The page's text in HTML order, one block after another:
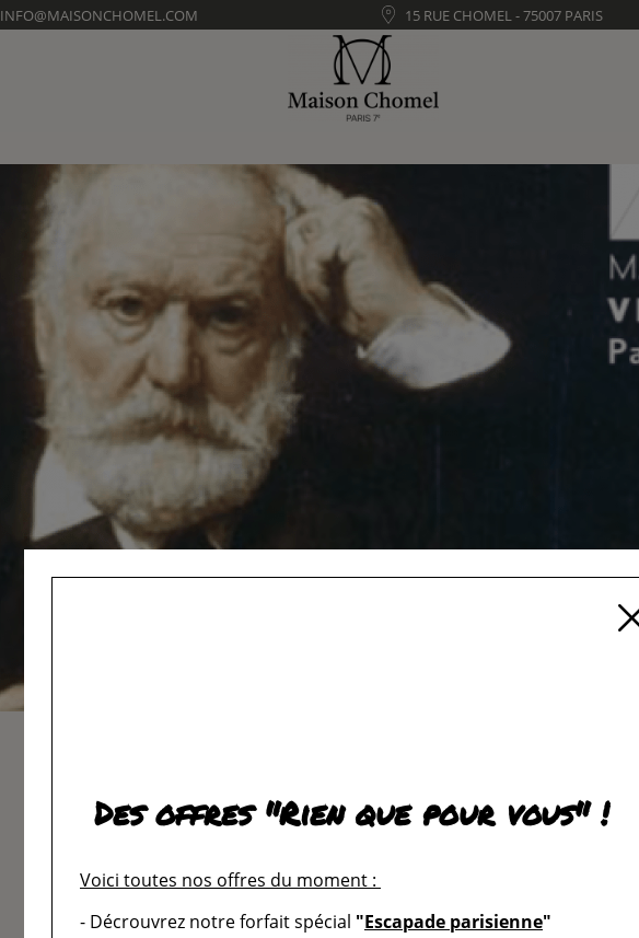
INFO@MAISONCHOMEL.COM 15 RUE CHOMEL - 75007 PARIS
PUBLIÉ DANSNOS ACTUS CULTURELLES
Des offres "Rien que pour vous" !
Voici toutes nos offres du moment :
- Décrouvrez notre forfait spécial "Escapade parisienne"